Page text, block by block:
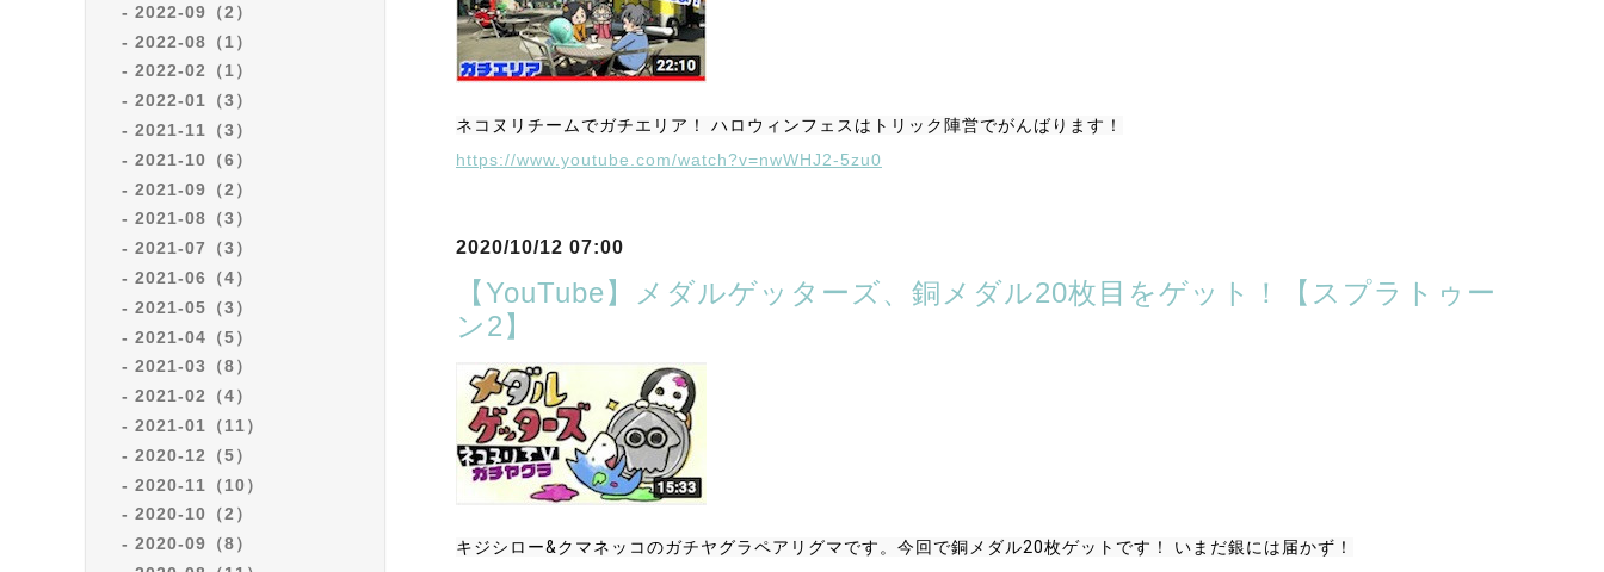
2022-09（2）
2022-08（1）
2022-02（1）
2022-01（3）
2021-11（3）
2021-10（6）
2021-09（2）
2021-08（3）
2021-07（3）
2021-06（4）
2021-05（3）
2021-04（5）
2021-03（8）
2021-02（4）
2021-01（11）
2020-12（5）
2020-11（10）
2020-10（2）
2020-09（8）
ネコヌリチームでガチエリア！ ハロウィンフェスはトリック陣営でがんばります！
https://www.youtube.com/watch?v=nwWHJ2-5zu0
2020/10/12 07:00
【YouTube】メダルゲッターズ、銅メダル20枚目をゲット！【スプラトゥー
ン2】
キジシロー&クマネッコのガチヤグラペアリグマです。今回で銅メダル20枚ゲットです！ いまだ銀には届かず！